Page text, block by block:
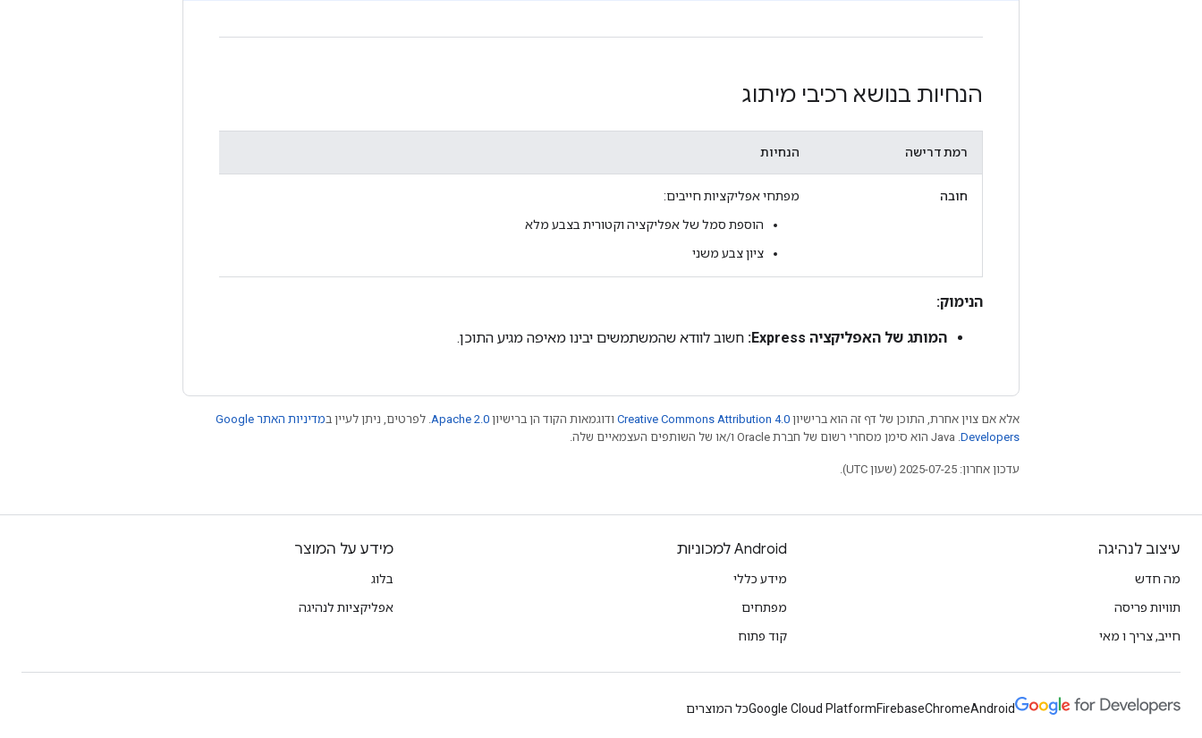
הנחיות בנושא רכיבי מיתוג
רמת דרישה הנחיות
חובה
מפתחי אפליקציות חייבים:
הוספת סמל של אפליקציה וקטורית בצבע מלא
ציון צבע משני
הנימוק:
המותג של האפליקציה Express: חשוב לוודא שהמשתמשים יבינו מאיפה מגיע התוכן.
אלא אם צוין אחרת, התוכן של דף זה הוא ברישיון Creative Commons Attribution 4.0 ודוגמאות הקוד הן ברישיון Apache 2.0 . לפרטים, ניתן לעיין ב
מדיניות האתר Google
Developers‏
עדכון אחרון: 2025-07-25 (שעון UTC).
עיצוב לנהיגה
מה חדש
תוויות פריסה
חייב, צריך ו מאי
Android למכוניות
מידע כללי
מפתחים
קוד פתוח
מידע על המוצר
בלוג
אפליקציות לנהיגה
Android
Chrome
Firebase
Google Cloud Platformכל המוצרים